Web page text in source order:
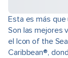
Esta es más
Son las mejores
el Icon of the
Caribbean®,